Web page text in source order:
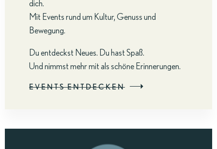
dich.
Mit Events rund um Kultur, Genuss und
Bewegung.
Du entdeckst Neues. Du hast Spaß.
Und nimmst mehr mit als schöne Erinnerungen.
EVENTS ENTDECKEN